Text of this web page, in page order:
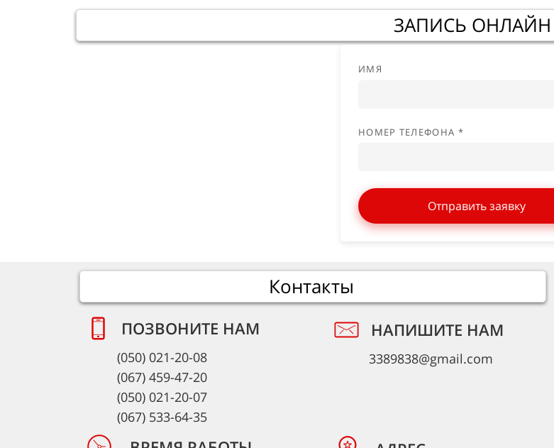
ЗАПИСЬ ОНЛАЙН
ИМЯ
НОМЕР ТЕЛЕФОНА *
Отправить заявку
Контакты
ПОЗВОНИТЕ НАМ
(050) 021-20-08
(067) 459-47-20
(050) 021-20-07
(067) 533-64-35
НАПИШИТЕ НАМ
3389838@gmail.com